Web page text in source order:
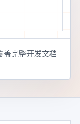
盖完整开发文档